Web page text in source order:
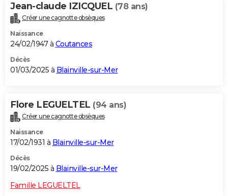
Jean-claude IZICQUEL (78 ans)
Créer une cagnotte obsèques
Naissance
24/02/1947 à Coutances
Décès
01/03/2025 à Blainville-sur-Mer
Flore LEGUELTEL (94 ans)
Créer une cagnotte obsèques
Naissance
17/02/1931 à Blainville-sur-Mer
Décès
19/02/2025 à Blainville-sur-Mer
Famille LEGUELTEL